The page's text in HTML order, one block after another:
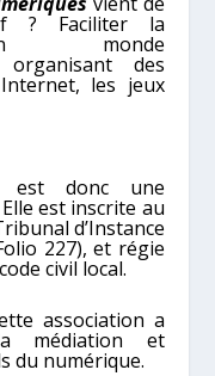
? Faciliter la
monde
des
les jeux
est donc une
est inscrite au
d’Instance
227), et régie
civil local.
association a
médiation et
du numérique.